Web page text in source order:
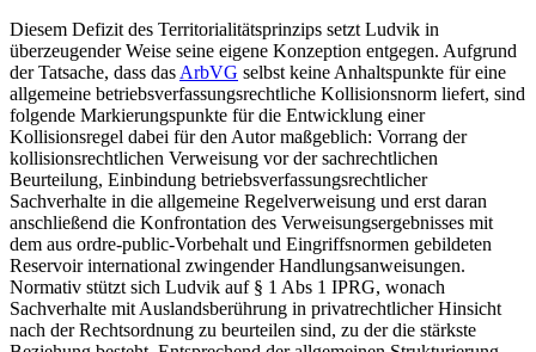
Diesem Defizit des Territorialitätsprinzips setzt Ludvik in
überzeugender Weise seine eigene Konzeption entgegen. Aufgrund
der Tatsache, dass das ArbVG selbst keine Anhaltspunkte für eine
allgemeine betriebsverfassungsrechtliche Kollisionsnorm liefert, sind
folgende Markierungspunkte für die Entwicklung einer
Kollisionsregel dabei für den Autor maßgeblich: Vorrang der
kollisionsrechtlichen Verweisung vor der sachrechtlichen
Beurteilung, Einbindung betriebsverfassungsrechtlicher
Sachverhalte in die allgemeine Regelverweisung und erst daran
anschließend die Konfrontation des Verweisungsergebnisses mit
dem aus ordre-public-Vorbehalt und Eingriffsnormen gebildeten
Reservoir international zwingender Handlungsanweisungen.
Normativ stützt sich Ludvik auf § 1 Abs 1 IPRG, wonach
Sachverhalte mit Auslandsberührung in privatrechtlicher Hinsicht
nach der Rechtsordnung zu beurteilen sind, zu der die stärkste